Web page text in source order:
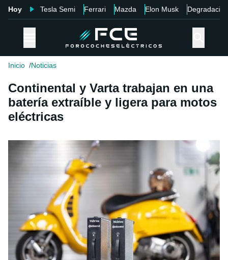
Hoy Tesla Semi Ferrari Mazda Elon Musk Degradación
Inicio Noticias
Continental y Varta trabajan en una
batería extraíble y ligera para motos
eléctricas